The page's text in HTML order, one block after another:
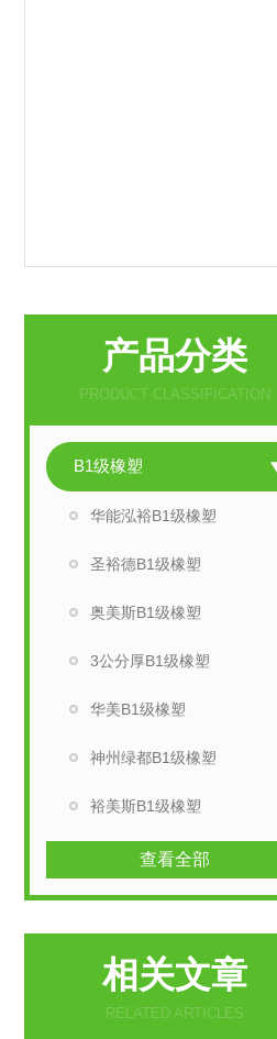
产品分类
PRODUCT CLASSIFICATION
B1级橡塑
华能泓裕B1级橡塑
圣裕德B1级橡塑
奥美斯B1级橡塑
3公分厚B1级橡塑
华美B1级橡塑
神州绿都B1级橡塑
裕美斯B1级橡塑
查看全部
相关文章
RELATED ARTICLES